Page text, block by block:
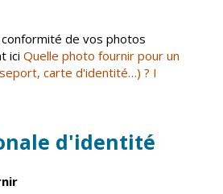
Ateliers arts
plastiques
Médiathèque
Not'île
de vos photos
iciQuelle photo fournir pour un
carte d'identité…) ? I
d'identité